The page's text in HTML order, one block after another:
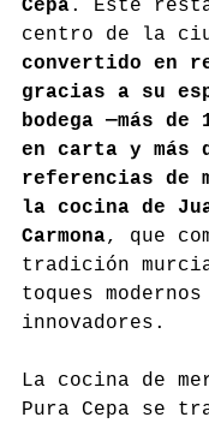
Cepa. Este
centro de la
convertido en
gracias a su
bodega —más
en carta y más
referencias de
la cocina de
Carmona, que
tradición
toques
innovadores.
La cocina de
Pura Cepa se